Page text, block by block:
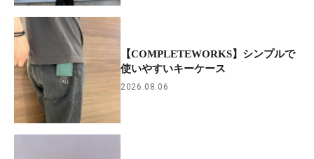
【COMPLETEWORKS】シンプルで
使いやすいキーケース
2026.08.06